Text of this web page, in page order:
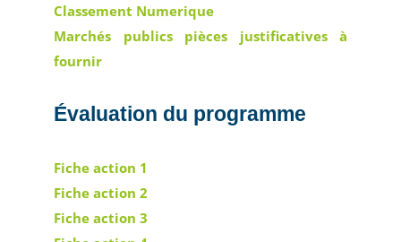
Classement Numerique
Marchés publics pièces justificatives à
fournir
Évaluation du programme
Fiche action 1
Fiche action 2
Fiche action 3